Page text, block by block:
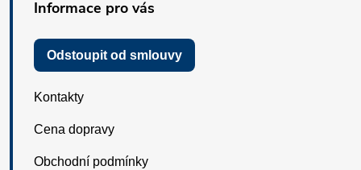
Informace pro vás
Odstoupit od smlouvy
Kontakty
Cena dopravy
Obchodní podmínky